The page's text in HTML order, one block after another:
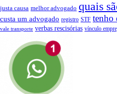
justa causa melhor advogado quais
custa um advogado registro STF tenho
vale transporte verbas rescisórias vínculo